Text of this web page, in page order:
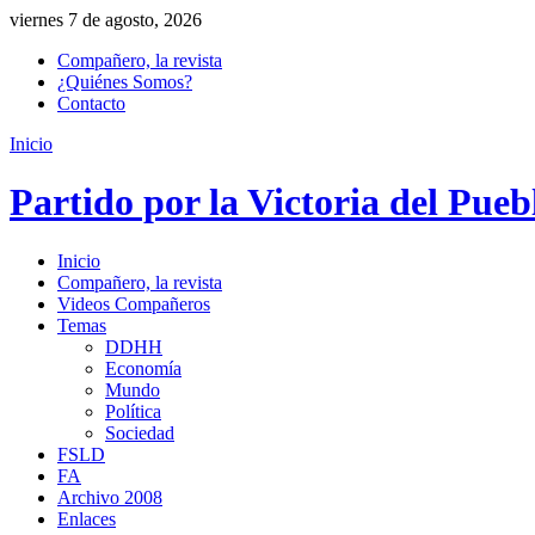
viernes 7 de agosto, 2026
Compañero, la revista
¿Quiénes Somos?
Contacto
Inicio
Partido por la Victoria del
Inicio
Compañero, la revista
Videos Compañeros
Temas
DDHH
Economía
Mundo
Política
Sociedad
FSLD
FA
Archivo 2008
Enlaces